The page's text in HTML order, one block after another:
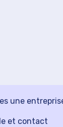
une
et contact